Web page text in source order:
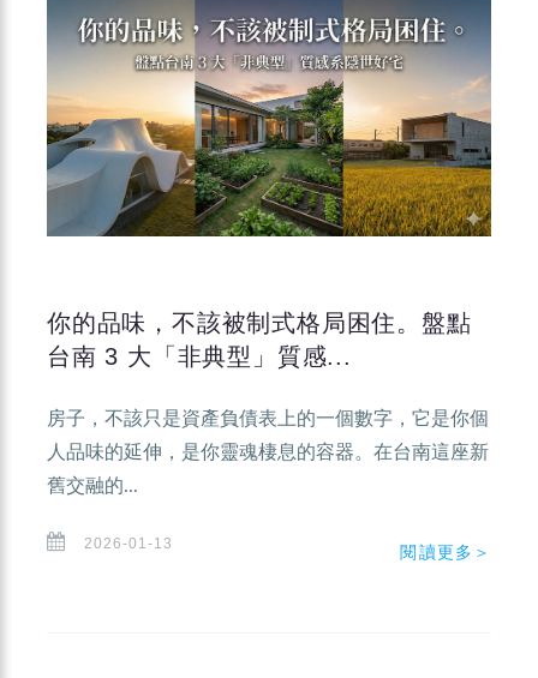
你的品味，不該被制式格局困住。盤點
台南 3 大「非典型」質感...
房子，不該只是資產負債表上的一個數字，它是你個
人品味的延伸，是你靈魂棲息的容器。在台南這座新
舊交融的...
2026-01-13 閱讀更多＞